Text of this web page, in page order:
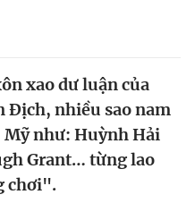
360
xao dư luận của
Địch, nhiều sao nam
như: Huỳnh Hải
Grant… từng lao
chơi".